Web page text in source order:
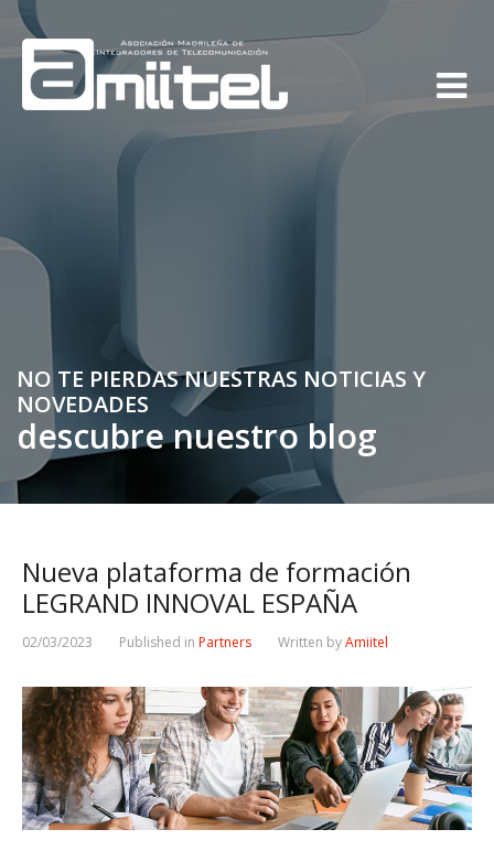
NO TE PIERDAS NUESTRAS NOTICIAS Y
NOVEDADES
descubre nuestro blog
Nueva plataforma de formación
LEGRAND INNOVAL ESPAÑA
02/03/2023 Published in Partners Written byAmiitel